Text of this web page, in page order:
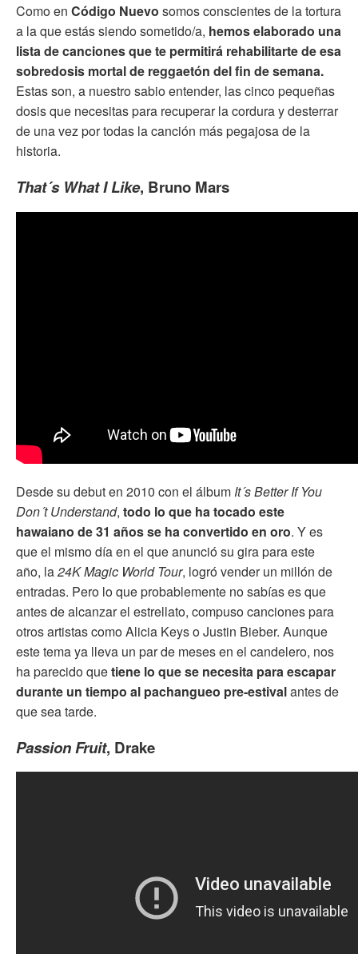
Como en Código Nuevo somos conscientes de la tortura
a la que estás siendo sometido/a, hemos elaborado una
lista de canciones que te permitirá rehabilitarte de esa
sobredosis mortal de reggaetón del fin de semana.
Estas son, a nuestro sabio entender, las cinco pequeñas
dosis que necesitas para recuperar la cordura y desterrar
de una vez por todas la canción más pegajosa de la
historia.
That´s What I Like, Bruno Mars
Desde su debut en 2010 con el álbum It´s Better If You
Don´t Understand, todo lo que ha tocado este
hawaiano de 31 años se ha convertido en oro. Y es
que el mismo día en el que anunció su gira para este
año, la24K Magic World Tour, logró vender un millón de
entradas. Pero lo que probablemente no sabías es que
antes de alcanzar el estrellato, compuso canciones para
otros artistas como Alicia Keys o Justin Bieber. Aunque
este tema ya lleva un par de meses en el candelero, nos
ha parecido quetiene lo que se necesita para escapar
durante un tiempo al pachangueo pre-estivalantes de
que sea tarde.
Passion Fruit, Drake